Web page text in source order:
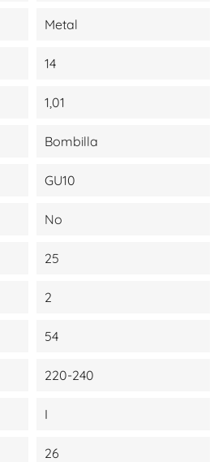
Metal
14
1,01
Bombilla
GU10
No
25
2
54
220-240
I
26